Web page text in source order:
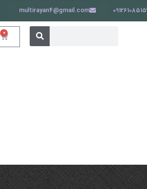
09126108515
multirayan4@gmail.com
جستجو
کردن 0